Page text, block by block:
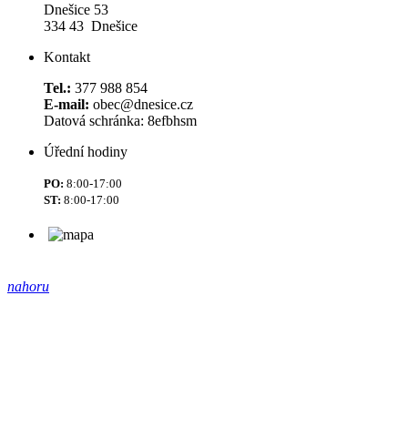
Dnešice 53
334 43 Dnešice
Kontakt
Tel.: 377 988 854
E-mail: obec@dnesice.cz
Datová schránka: 8efbhsm
Úřední hodiny
PO: 8:00-17:00
ST: 8:00-17:00
nahoru